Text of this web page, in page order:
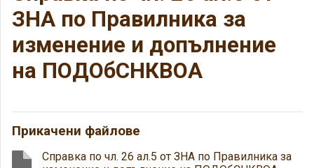
ЗНА по Правилника за
изменение и допълнение
на ПОДОбСНКВОА
Прикачени файлове
Справка по чл. 26 ал.5 от ЗНА по Правилника за